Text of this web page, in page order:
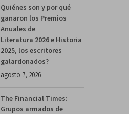
Quiénes son y por qué
ganaron los Premios
Anuales de
Literatura 2026 e Historia
2025, los escritores
galardonados?
agosto 7, 2026
The Financial Times:
Grupos armados de